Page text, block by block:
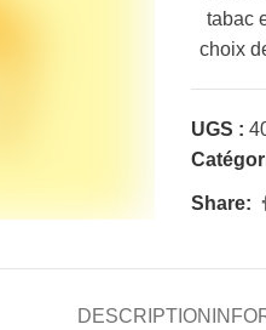
tabac
choix
UGS :
Share:
DESCRIPTION